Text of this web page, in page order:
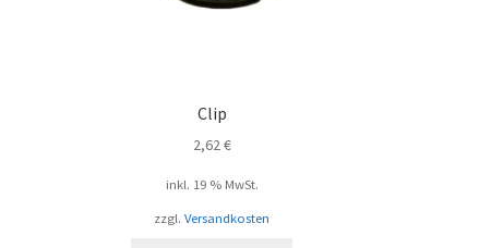
Clip
2,62€
inkl. 19 % MwSt.
zzgl.Versandkosten